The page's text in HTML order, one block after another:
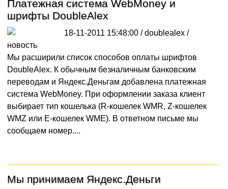
Платежная система WebMoney и
шрифты DoubleAlex
18-11-2011 15:48:00 / doublealex /
новость
Мы расширили список способов оплаты шрифтов
DoubleAlex. К обычным безналичным банковским
переводам и Яндекс.Деньгам добавлена платежная
система WebMoney. При оформлении заказа клиент
выбирает тип кошелька (R-кошелек WMR, Z-кошелек
WMZ или E-кошелек WME). В ответном письме мы
сообщаем номер....
Мы принимаем Яндекс.Деньги